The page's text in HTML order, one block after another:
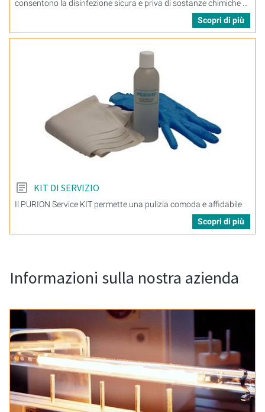
consentono la disinfezione sicura e priva di sostanze chimiche di
Scopri di più
KIT DI SERVIZIO
Il PURION Service KIT permette una pulizia comoda e affidabile
Scopri di più
Informazioni sulla nostra azienda